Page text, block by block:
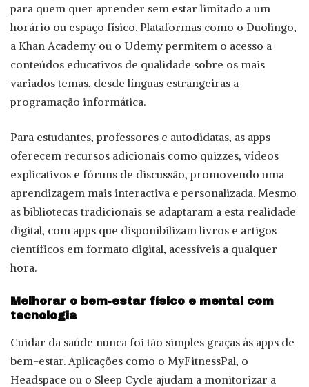
para quem quer aprender sem estar limitado a um
horário ou espaço físico. Plataformas como o Duolingo,
a Khan Academy ou o Udemy permitem o acesso a
conteúdos educativos de qualidade sobre os mais
variados temas, desde línguas estrangeiras a
programação informática.
Para estudantes, professores e autodidatas, as apps
oferecem recursos adicionais como quizzes, vídeos
explicativos e fóruns de discussão, promovendo uma
aprendizagem mais interactiva e personalizada. Mesmo
as bibliotecas tradicionais se adaptaram a esta realidade
digital, com apps que disponibilizam livros e artigos
científicos em formato digital, acessíveis a qualquer
hora.
Melhorar o bem-estar físico e mental com
tecnologia
Cuidar da saúde nunca foi tão simples graças às apps de
bem-estar. Aplicações como o MyFitnessPal, o
Headspace ou o Sleep Cycle ajudam a monitorizar a